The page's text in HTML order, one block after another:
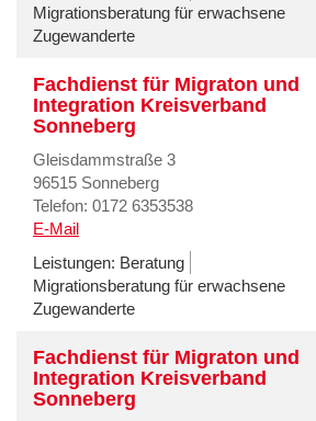
Migrationsberatung für erwachsene
Zugewanderte
Fachdienst für Migraton und
Integration Kreisverband
Sonneberg
Gleisdammstraße 3
96515 Sonneberg
Telefon: 0172 6353538
E-Mail
Leistungen: Beratung
Migrationsberatung für erwachsene
Zugewanderte
Fachdienst für Migraton und
Integration Kreisverband
Sonneberg